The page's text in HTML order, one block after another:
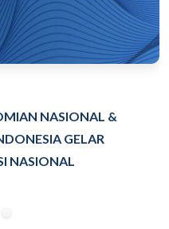
NASIONAL &
GELAR
NASIONAL